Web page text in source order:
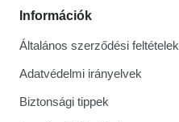
Információk
Általános szerződési feltételek
Adatvédelmi irányelvek
Biztonsági tippek